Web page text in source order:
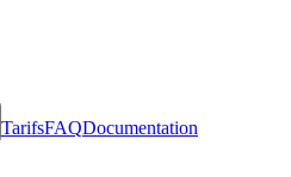
TarifsFAQDocumentation